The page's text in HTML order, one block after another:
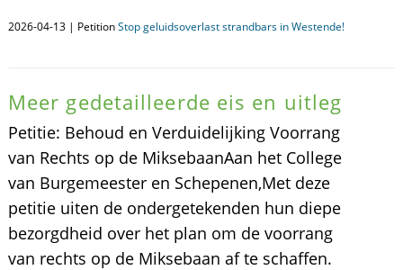
2026-04-13 | PetitionStop geluidsoverlast strandbars in Westende!
Meer gedetailleerde eis en uitleg
​Petitie: Behoud en Verduidelijking Voorrang
van Rechts op de Miksebaan ​Aan het College
van Burgemeester en Schepenen, ​Met deze
petitie uiten de ondergetekenden hun diepe
bezorgdheid over het plan om de voorrang
van rechts op de Miksebaan af te schaffen.